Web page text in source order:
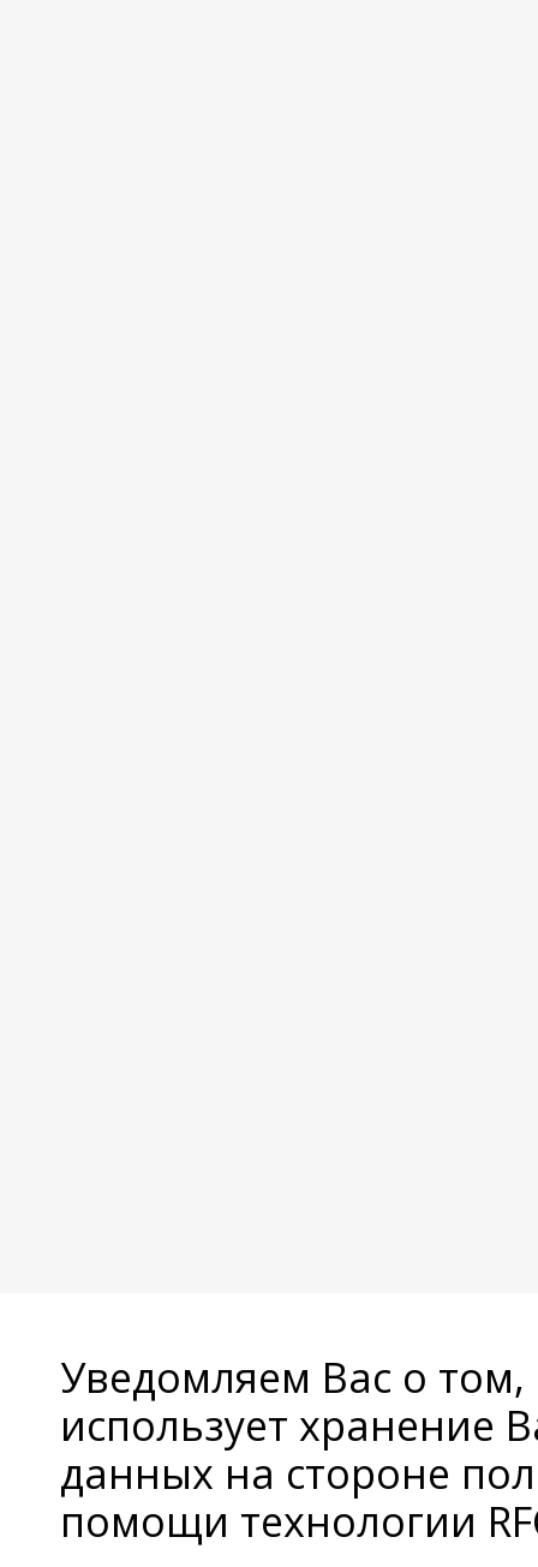
Уведомляем Вас о
использует хранение
данных на стороне
помощи технологии